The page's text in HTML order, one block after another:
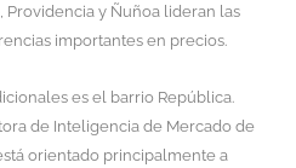
Providencia y Ñuñoa lideran las
importantes en precios.
es el barrio República.
de Inteligencia de Mercado de
orientado principalmente a